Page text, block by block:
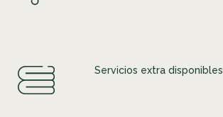
Servicios extra disponibles